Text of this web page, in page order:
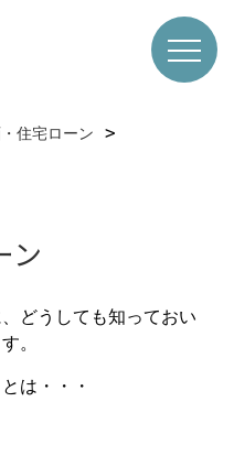
住宅ローン
ン
どうしても知っておい
。
は・・・